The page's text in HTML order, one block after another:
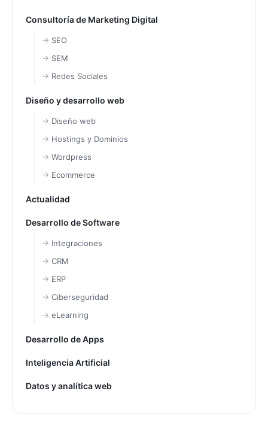
Consultoría de Marketing Digital
SEO
SEM
Redes Sociales
Diseño y desarrollo web
Diseño web
Hostings y Dominios
Wordpress
Ecommerce
Actualidad
Desarrollo de Software
Integraciones
CRM
ERP
Ciberseguridad
eLearning
Desarrollo de Apps
Inteligencia Artificial
Datos y analítica web